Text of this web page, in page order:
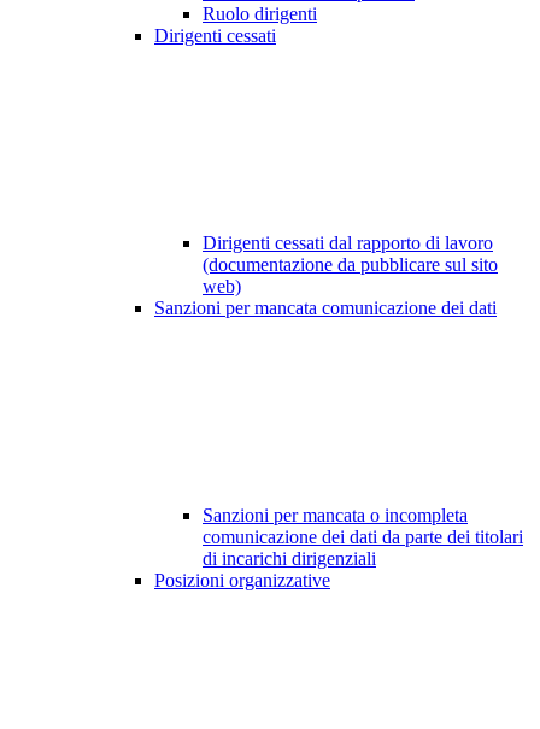
Ruolo dirigenti
Dirigenti cessati
Dirigenti cessati dal rapporto di lavoro
(documentazione da pubblicare sul sito
web)
Sanzioni per mancata comunicazione dei dati
Sanzioni per mancata o incompleta
comunicazione dei dati da parte dei titolari
di incarichi dirigenziali
Posizioni organizzative